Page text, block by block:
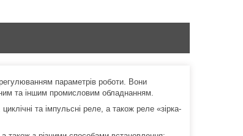
параметрів роботи. Вони
та іншим промисловим обладнанням.
та імпульсні реле, а також реле «зірка-